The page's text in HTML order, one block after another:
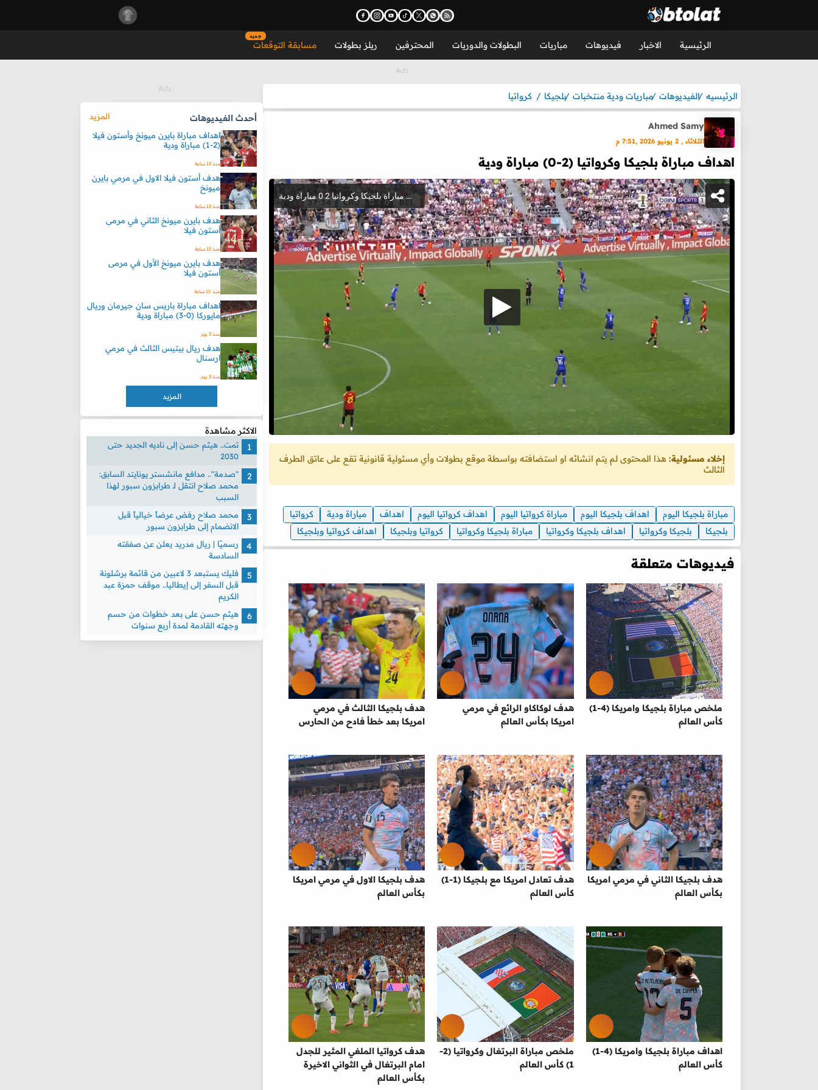
الرئيسية الاخبار فيديوهات مباريات البطولات والدوريات المحترفين ريلز بطولات مسابقة التوقعات
جديد
الرئيسيه الفيديوهات مباريات ودية منتخبات بلجيكا كرواتيا
Ahmed Samy
الثلاثاء , 2 يونيو 2026 ,7:51 م
اهداف مباراة بلجيكا وكرواتيا (2-0) مباراة ودية
إخلاء مسئولية: هذا المحتوى لم يتم انشائه او استضافته بواسطة موقع بطولات وأي مسئولية قانونية تقع على عاتق الطرف
الثالث
مباراة بلجيكا اليوم اهداف بلجيكا اليوم مباراة كرواتيا اليوم اهداف كرواتيا اليوم اهداف مباراة ودية
كرواتيا
بلجيكا
بلجيكا وكرواتيا اهداف بلجيكا وكرواتيا مباراة بلجيكا وكرواتيا كرواتيا وبلجيكا اهداف كرواتيا وبلجيكا
فيديوهات متعلقة
ملخص مباراة بلجيكا وامريكا (4-1)
كأس العالم
هدف لوكاكاو الرائع في مرمي
امريكا بكأس العالم
هدف بلجيكا الثالث في مرمي
امريكا بعد خطأ فادح من الحارس
هدف بلجيكا الثاني في مرمي امريكا
بكأس العالم
هدف تعادل امريكا مع بلجيكا (1-1)
كأس العالم
هدف بلجيكا الاول في مرمي امريكا
بكأس العالم
اهداف مباراة بلجيكا وامريكا (4-1)
كأس العالم
ملخص مباراة البرتغال وكرواتيا (2-
1) كأس العالم
هدف كرواتيا الملغي المثير للجدل
امام البرتغال في الثواني الاخيرة
بكأس العالم
أحدث الفيديوهات
المزيد
اهداف مباراة بايرن ميونخ وأستون فيلا
(2-1) مباراة ودية
منذ 13 ساعة
هدف أستون فيلا الاول في مرمي بايرن
ميونخ
منذ 13 ساعة
هدف بايرن ميونخ الثاني في مرمى
أستون فيلا
منذ 13 ساعة
هدف بايرن ميونخ الأول في مرمى
أستون فيلا
منذ 15 ساعة
اهداف مباراة باريس سان جيرمان وريال
مايوركا (0-3) مباراة ودية
منذ 3 يوم
هدف ريال بيتيس الثالث في مرمي
ارسنال
منذ 3 يوم
المزيد
الاكثر مشاهدة
تمت.. هيثم حسن إلى ناديه الجديد حتى
2030
"صدمة".. مدافع مانشستر يونايتد السابق:
محمد صلاح انتقل لـ طرابزون سبور لهذا
السبب
محمد صلاح رفض عرضاً خيالياً قبل
الانضمام إلى طرابزون سبور
رسميًا | ريال مدريد يعلن عن صفقته
السادسة
فليك يستبعد 3 لاعبين من قائمة برشلونة
قبل السفر إلى إيطاليا.. موقف حمزة عبد
الكريم
هيثم حسن على بعد خطوات من حسم
وجهته القادمة لمدة أربع سنوات